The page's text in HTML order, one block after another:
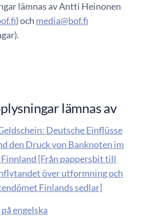
lämnas av Antti Heinonen
) och media@bof.fi
lämnas av
Deutsche Einflüsse
den Druck von Banknoten im
[Från pappersbit till
över utformning och
Finlands sedlar]
engelska